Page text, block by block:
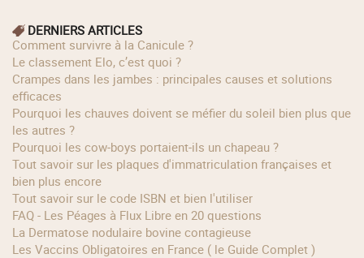
DERNIERS ARTICLES
Comment survivre à la Canicule ?
Le classement Elo, c’est quoi ?
Crampes dans les jambes : principales causes et solutions
efficaces
Pourquoi les chauves doivent se méfier du soleil bien plus que
les autres ?
Pourquoi les cow‑boys portaient‑ils un chapeau ?
Tout savoir sur les plaques d'immatriculation françaises et
bien plus encore
Tout savoir sur le code ISBN et bien l'utiliser
FAQ - Les Péages à Flux Libre en 20 questions
La Dermatose nodulaire bovine contagieuse
Les Vaccins Obligatoires en France ( le Guide Complet )